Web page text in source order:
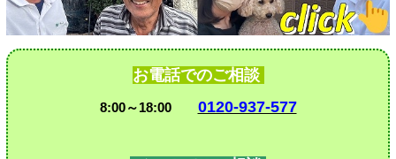
お電話でのご相談
8:00～18:00 0120-937-577